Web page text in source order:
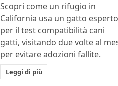
Scopri come un rifugio in
California usa un gatto esperto
per il test compatibilità cani
gatti, visitando due volte al
per evitare adozioni fallite.
Leggi di più